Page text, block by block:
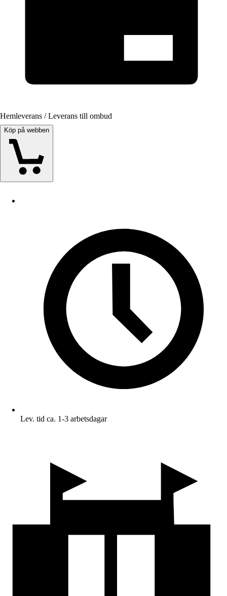
Hemleverans / Leverans till ombud
Köp på webben
Lev. tid ca. 1-3 arbetsdagar